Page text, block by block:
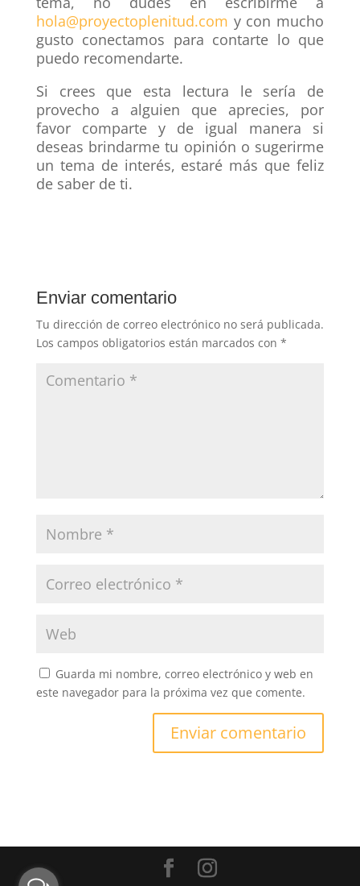
hola@proyectoplenitud.com y con mucho
gusto conectamos para contarte lo que
puedo recomendarte.
Si crees que esta lectura le sería de
provecho a alguien que aprecies, por
favor comparte y de igual manera si
deseas brindarme tu opinión o sugerirme
un tema de interés, estaré más que feliz
de saber de ti.
Enviar comentario
Tu dirección de correo electrónico no será publicada.
Los campos obligatorios están marcados con *
Guarda mi nombre, correo electrónico y web en
este navegador para la próxima vez que comente.